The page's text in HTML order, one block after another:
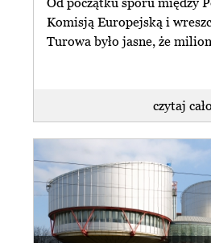
Komisją Europejską i
Turowa było jasne, że
czytaj